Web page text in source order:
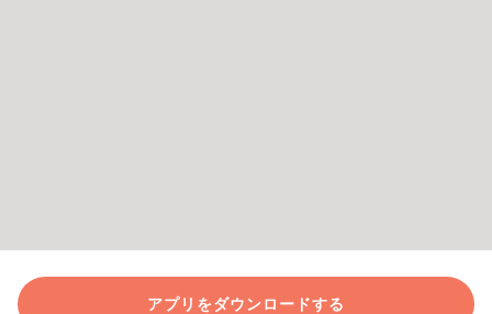
アプリをダウンロードする